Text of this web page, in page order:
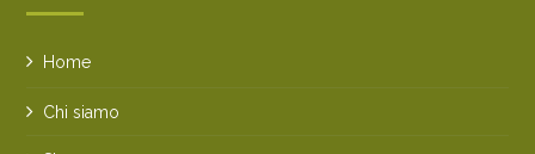
Home
Chi siamo